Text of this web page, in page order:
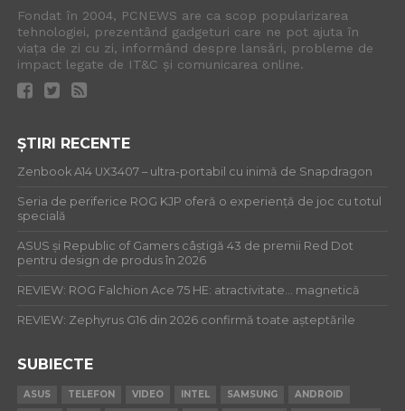
Fondat în 2004, PCNEWS are ca scop popularizarea
tehnologiei, prezentând gadgeturi care ne pot ajuta în
viața de zi cu zi, informând despre lansări, probleme de
impact legate de IT&C și comunicarea online.
ȘTIRI RECENTE
Zenbook A14 UX3407 – ultra-portabil cu inimă de Snapdragon
Seria de periferice ROG KJP oferă o experiență de joc cu totul
specială
ASUS și Republic of Gamers câștigă 43 de premii Red Dot
pentru design de produs în 2026
REVIEW: ROG Falchion Ace 75 HE: atractivitate… magnetică
REVIEW: Zephyrus G16 din 2026 confirmă toate așteptările
SUBIECTE
ASUS TELEFON VIDEO INTEL SAMSUNG
ANDROID